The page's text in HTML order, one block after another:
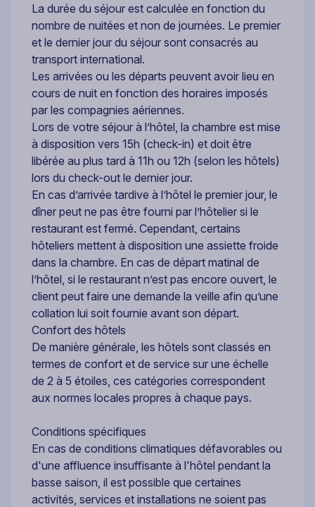
La durée du séjour est calculée en fonction du
nombre de nuitées et non de journées. Le premier
et le dernier jour du séjour sont consacrés au
transport international.
Les arrivées ou les départs peuvent avoir lieu en
cours de nuit en fonction des horaires imposés
par les compagnies aériennes.
Lors de votre séjour à l’hôtel, la chambre est mise
à disposition vers 15h (check-in) et doit être
libérée au plus tard à 11h ou 12h (selon les hôtels)
lors du check-out le dernier jour.
En cas d’arrivée tardive à l’hôtel le premier jour, le
dîner peut ne pas être fourni par l’hôtelier si le
restaurant est fermé. Cependant, certains
hôteliers mettent à disposition une assiette froide
dans la chambre. En cas de départ matinal de
l’hôtel, si le restaurant n’est pas encore ouvert, le
client peut faire une demande la veille afin qu’une
collation lui soit fournie avant son départ.
Confort des hôtels
De manière générale, les hôtels sont classés en
termes de confort et de service sur une échelle
de 2 à 5 étoiles, ces catégories correspondent
aux normes locales propres à chaque pays.
Conditions spécifiques
En cas de conditions climatiques défavorables ou
d'une affluence insuffisante à l'hôtel pendant la
basse saison, il est possible que certaines
activités, services et installations ne soient pas